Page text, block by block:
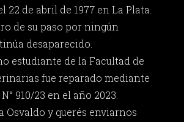
22 de abril de 1977 en La Plata.
de su paso por ningún
desaparecido.
estudiante de la Facultad de
fue reparado mediante
910/23 en el año 2023.
Osvaldo y querés enviarnos